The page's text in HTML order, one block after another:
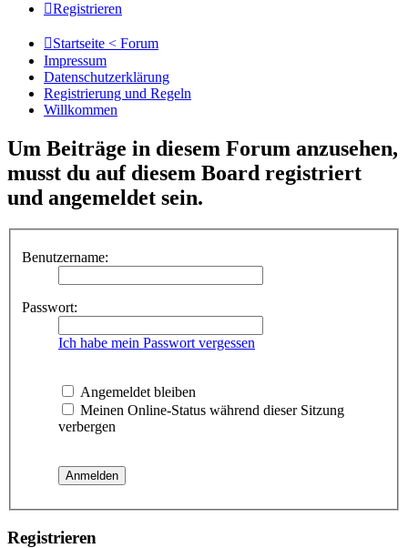
Registrieren
Startseite < Forum
Impressum
Datenschutzerklärung
Registrierung und Regeln
Willkommen
Um Beiträge in diesem Forum anzusehen,
musst du auf diesem Board registriert
und angemeldet sein.
Benutzername:
Passwort:
Ich habe mein Passwort vergessen
Angemeldet bleiben
Meinen Online-Status während dieser Sitzung
verbergen
Registrieren